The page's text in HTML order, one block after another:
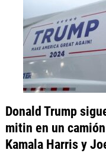
Donald Trump
mitin en un
Kamala Harris y